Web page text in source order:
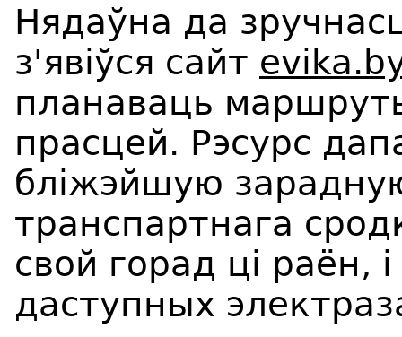
Нядаўна да
з'явіўся сайт
планаваць
прасцей. Рэсурс
бліжэйшую
транспартнага
свой горад ці раён,
даступных